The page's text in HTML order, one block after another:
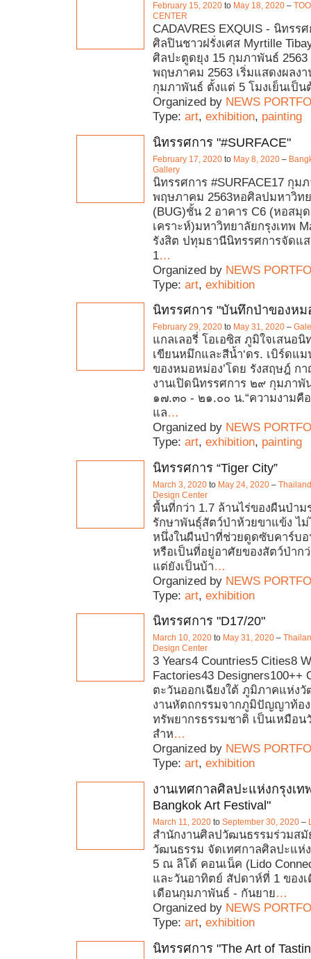
February 15, 2020 to May 18, 2020 –
CENTER
CADAVRES EXQUIS - นิทรร
ศิลปินชาวฝรั่งเศส Myrtille
ศิลปะตูดยุง 15 กุมภาพันธ์ 2563
พฤษภาคม 2563 เริ่มแสดงผลง
กุมภาพันธ์ ตั้งแต่ 5 โมงเย็นเป็น
Organized by NEWS
Type: art, exhibition, painting
นิทรรศการ "#SURFACE"
February 17, 2020 to May 8, 2020 –
Gallery
นิทรรศการ #SURFACE17 กุม
พฤษภาคม 2563หอศิลปมหาวิท
(BUG)ชั้น 2 อาคาร C6 (หอสมุ
เคราะห์)มหาวิทยาลัยกรุงเทพ
รังสิต ปทุมธานีนิทรรศการจัดแส
1…
Organized by NEWS
Type: art, exhibition
นิทรรศการ "บันทึกป่าของหม
February 29, 2020 to May 31, 2020 –
แกลเลอรี่ โอเอซิส ภูมิใจเสนอนิ
เขียนหมึกและสีน้ำ‘ดร. เบิร์ดแ
ของหมอหม่อง’โดย รังสฤษฎ์ ก
งานเปิดนิทรรศการ ๒๙ กุมภาพั
๑๗.๓๐ - ๒๑.๐๐ น.“ความงามคื
แล…
Organized by NEWS
Type: art, exhibition, painting
นิทรรศการ “Tiger City”
March 3, 2020 to May 24, 2020 –
Design Center
พื้นที่กว่า 1.7 ล้านไร่ของผืนป่า
รักษาพันธุ์สัตว์ป่าห้วยขาแข้ง ไม่
หนึ่งในผืนป่าที่ช่วยดูดซับคาร์บ
หรือเป็นที่อยู่อาศัยของสัตว์ป่าก
แต่ยังเป็นบ้า…
Organized by NEWS
Type: art, exhibition
นิทรรศการ "D17/20"
March 10, 2020 to May 31, 2020 –
Design Center
3 Years4 Countries5 Cities8
Factories43 Designers100++
ตะวันออกเฉียงใต้ ภูมิภาคแห่ง
งานหัตถกรรมจากภูมิปัญญาท้อ
ทรัพยากรธรรมชาติ เป็นเหมือ
สำห…
Organized by NEWS
Type: art, exhibition
งานเทศกาลศิลปะแห่งกรุงเท
Bangkok Art Festival"
March 11, 2020 to September 30, 2020 –
สำนักงานศิลปวัฒนธรรมร่วมสมั
วัฒนธรรม จัดเทศกาลศิลปะแห่
5 ณ ลิโด้ คอนเน็ค (Lido
และวันอาทิตย์ สัปดาห์ที่ 1 ของ
เดือนกุมภาพันธ์ - กันยาย…
Organized by NEWS
Type: art, exhibition
นิทรรศการ "The Art of